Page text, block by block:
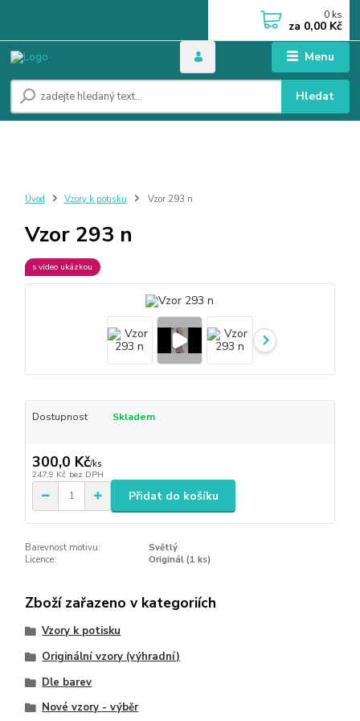
Menu
Hledat
0 ks
za 0,00 Kč
Úvod Vzory k potisku Vzor 293 n
Vzor 293 n
s video ukázkou
Dostupnost Skladem
300,0 Kč/ks
247,9 Kč bez DPH
Přidat do košíku
Barevnost motivu:
Světlý
Licence:
Originál (1 ks)
Zboží zařazeno v kategoriích
Vzory k potisku
Originální vzory (výhradní)
Dle barev
Nové vzory - výběr